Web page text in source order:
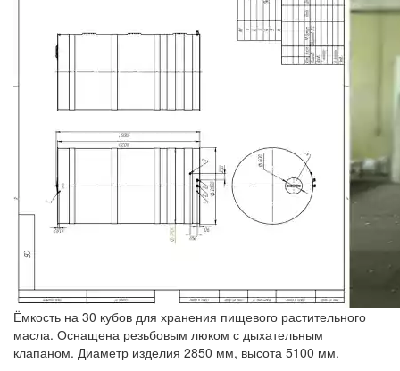
Ёмкость на 30 кубов для хранения пищевого растительного
масла. Оснащена резьбовым люком с дыхательным
клапаном. Диаметр изделия 2850 мм, высота 5100 мм.